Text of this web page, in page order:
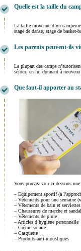
Quelle est la taille du
La taille moyenne d’un
stage de danse, stage de basket-
Les parents peuvent-ils
La plupart des camps
séjour, en lui donnant à
Que faut-il apporter au
Vous pouvez voir ci-dessous
– Equipement sportif (à
– Vêtements pour une semaine
– Vêtements de bain et serviettes
– Chaussures de marche et
– Vêtements de pluie
– Articles d’hygiène personnelle
– Crème solaire
– Casquette
– Produits anti-moustiques